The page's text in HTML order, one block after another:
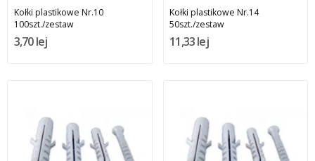
Kołki plastikowe Nr.10
100szt./zestaw
3,70 lej
Kołki plastikowe Nr.14
50szt./zestaw
11,33 lej